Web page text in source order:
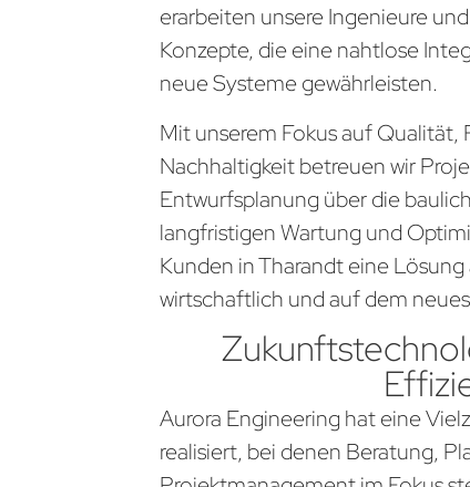
erarbeiten unsere Ingenieure
Konzepte, die eine nahtlose
neue Systeme gewährleisten.
Mit unserem Fokus auf Qualität,
Nachhaltigkeit betreuen wir
Entwurfsplanung über die
langfristigen Wartung und
Kunden in Tharandt eine
wirtschaftlich und auf dem
Aurora Engineering hat eine
realisiert, bei denen Beratung,